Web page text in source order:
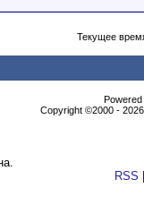
Текущее
Copyright ©2000 -
RSS